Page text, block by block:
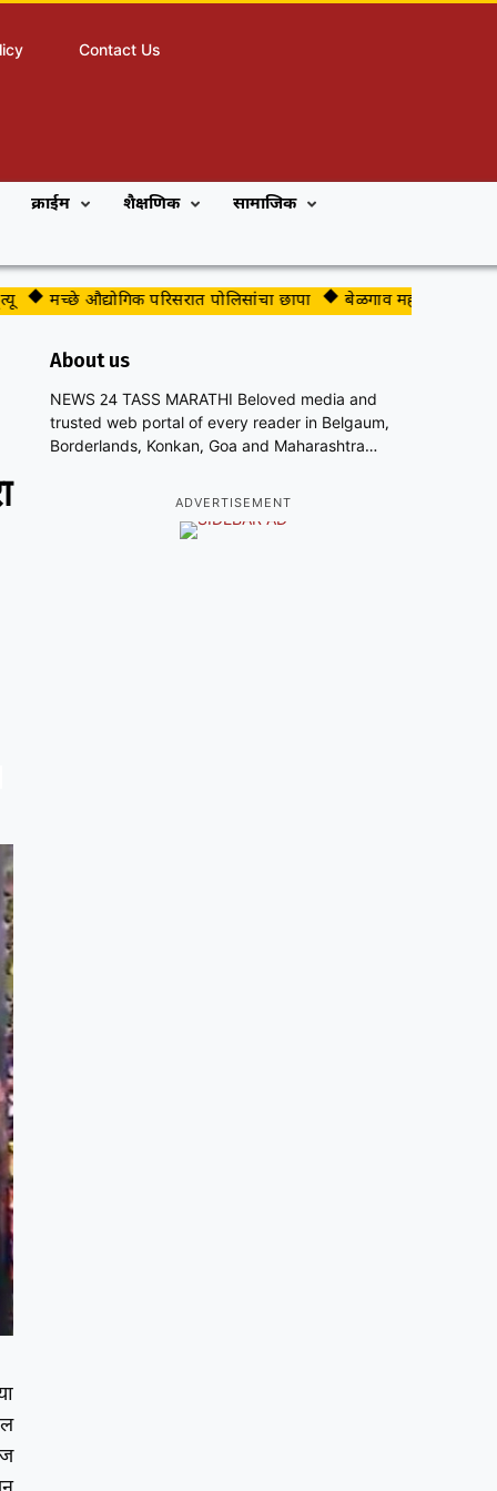
Contact Us
क्राईम शैक्षणिक सामाजिक
मच्छे औद्योगिक परिसरात पोलिसांचा छापा बेळगाव महापालिकेच्या
About us
NEWS 24 TASS MARATHI Beloved media and
trusted web portal of every reader in Belgaum,
Borderlands, Konkan, Goa and Maharashtra…
ADVERTISEMENT